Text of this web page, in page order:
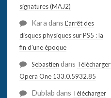
signatures (MAJ2)
Kara dans L’arrêt des
disques physiques sur PS5 : la
fin d’une époque
Sebastien dans Télécharger
Opera One 133.0.5932.85
Dublab dans Télécharger